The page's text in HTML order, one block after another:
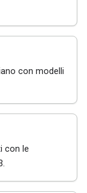
con modelli
con le